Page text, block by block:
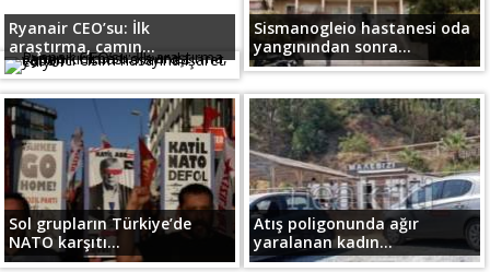
Ryanair CEO’su: İlk
araştırma, camın...
Sismanogleio hastanesi oda
yangınından sonra...
Sol grupların Türkiye’de
NATO karşıtı...
Atış poligonunda ağır
yaralanan kadın...